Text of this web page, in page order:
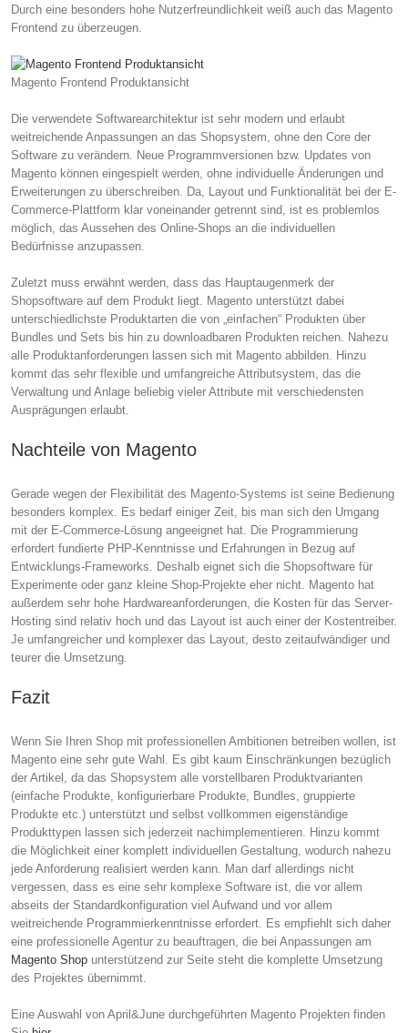
Durch eine besonders hohe Nutzerfreundlichkeit weiß auch das Magento
Frontend zu überzeugen.
Magento Frontend Produktansicht
Die verwendete Softwarearchitektur ist sehr modern und erlaubt
weitreichende Anpassungen an das Shopsystem, ohne den Core der
Software zu verändern. Neue Programmversionen bzw. Updates von
Magento können eingespielt werden, ohne individuelle Änderungen und
Erweiterungen zu überschreiben. Da, Layout und Funktionalität bei der E-
Commerce-Plattform klar voneinander getrennt sind, ist es problemlos
möglich, das Aussehen des Online-Shops an die individuellen
Bedürfnisse anzupassen.
Zuletzt muss erwähnt werden, dass das Hauptaugenmerk der
Shopsoftware auf dem Produkt liegt. Magento unterstützt dabei
unterschiedlichste Produktarten die von „einfachen“ Produkten über
Bundles und Sets bis hin zu downloadbaren Produkten reichen. Nahezu
alle Produktanforderungen lassen sich mit Magento abbilden. Hinzu
kommt das sehr flexible und umfangreiche Attributsystem, das die
Verwaltung und Anlage beliebig vieler Attribute mit verschiedensten
Ausprägungen erlaubt.
Nachteile von Magento
Gerade wegen der Flexibilität des Magento-Systems ist seine Bedienung
besonders komplex. Es bedarf einiger Zeit, bis man sich den Umgang
mit der E-Commerce-Lösung angeeignet hat. Die Programmierung
erfordert fundierte PHP-Kenntnisse und Erfahrungen in Bezug auf
Entwicklungs-Frameworks. Deshalb eignet sich die Shopsoftware für
Experimente oder ganz kleine Shop-Projekte eher nicht. Magento hat
außerdem sehr hohe Hardwareanforderungen, die Kosten für das Server-
Hosting sind relativ hoch und das Layout ist auch einer der Kostentreiber.
Je umfangreicher und komplexer das Layout, desto zeitaufwändiger und
teurer die Umsetzung.
Fazit
Wenn Sie Ihren Shop mit professionellen Ambitionen betreiben wollen, ist
Magento eine sehr gute Wahl. Es gibt kaum Einschränkungen bezüglich
der Artikel, da das Shopsystem alle vorstellbaren Produktvarianten
(einfache Produkte, konfigurierbare Produkte, Bundles, gruppierte
Produkte etc.) unterstützt und selbst vollkommen eigenständige
Produkttypen lassen sich jederzeit nachimplementieren. Hinzu kommt
die Möglichkeit einer komplett individuellen Gestaltung, wodurch nahezu
jede Anforderung realisiert werden kann. Man darf allerdings nicht
vergessen, dass es eine sehr komplexe Software ist, die vor allem
abseits der Standardkonfiguration viel Aufwand und vor allem
weitreichende Programmierkenntnisse erfordert. Es empfiehlt sich daher
eine professionelle Agentur zu beauftragen, die bei Anpassungen am
Magento Shop unterstützend zur Seite steht die komplette Umsetzung
des Projektes übernimmt.
Eine Auswahl von April&June durchgeführten Magento Projekten finden